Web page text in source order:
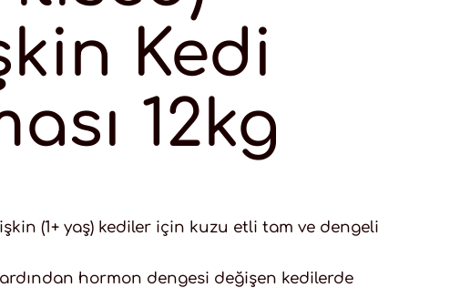
Kedi
12kg
(1+ yaş) kediler için kuzu etli tam ve dengeli
ardından hormon dengesi değişen kedilerde